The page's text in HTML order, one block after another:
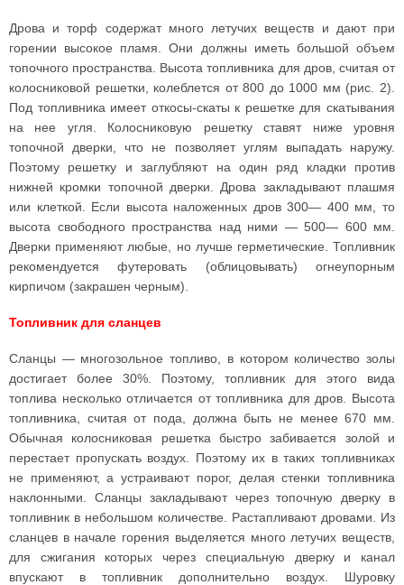
Дрова и торф содержат много летучих веществ и дают при
горении высокое пламя. Они должны иметь большой объем
топочного пространства. Высота топливника для дров, считая от
колосниковой решетки, колеблется от 800 до 1000 мм (рис. 2).
Под топливника имеет откосы-скаты к решетке для скатывания
на нее угля. Колосниковую решетку ставят ниже уровня
топочной дверки, что не позволяет углям выпадать наружу.
Поэтому решетку и заглубляют на один ряд кладки против
нижней кромки топочной дверки. Дрова закладывают плашмя
или клеткой. Если высота наложенных дров 300— 400 мм, то
высота свободного пространства над ними — 500— 600 мм.
Дверки применяют любые, но лучше герметические. Топливник
рекомендуется футеровать (облицовывать) огнеупорным
кирпичом (закрашен черным).
Топливник для сланцев
Сланцы — многозольное топливо, в котором количество золы
достигает более 30%. Поэтому, топливник для этого вида
топлива несколько отличается от топливника для дров. Высота
топливника, считая от пода, должна быть не менее 670 мм.
Обычная колосниковая решетка быстро забивается золой и
перестает пропускать воздух. Поэтому их в таких топливниках
не применяют, а устраивают порог, делая стенки топливника
наклонными. Сланцы закладывают через топочную дверку в
топливник в небольшом количестве. Растапливают дровами. Из
сланцев в начале горения выделяется много летучих веществ,
для сжигания которых через специальную дверку и канал
впускают в топливник дополнительно воздух. Шуровку